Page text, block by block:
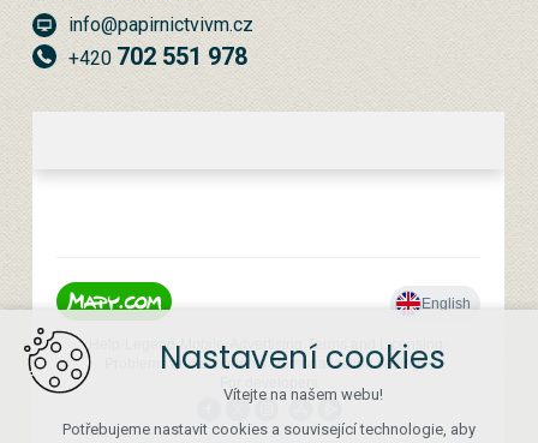
info@papirnictvivm.cz
+420 702 551 978
Nastavení cookies
Vítejte na našem webu!
Potřebujeme nastavit cookies a související technologie, aby